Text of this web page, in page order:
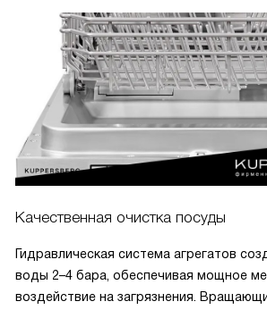
Качественная очистка посуды
Гидравлическая система агрегатов
воды 2–4 бара, обеспечивая мощное
воздействие на загрязнения.